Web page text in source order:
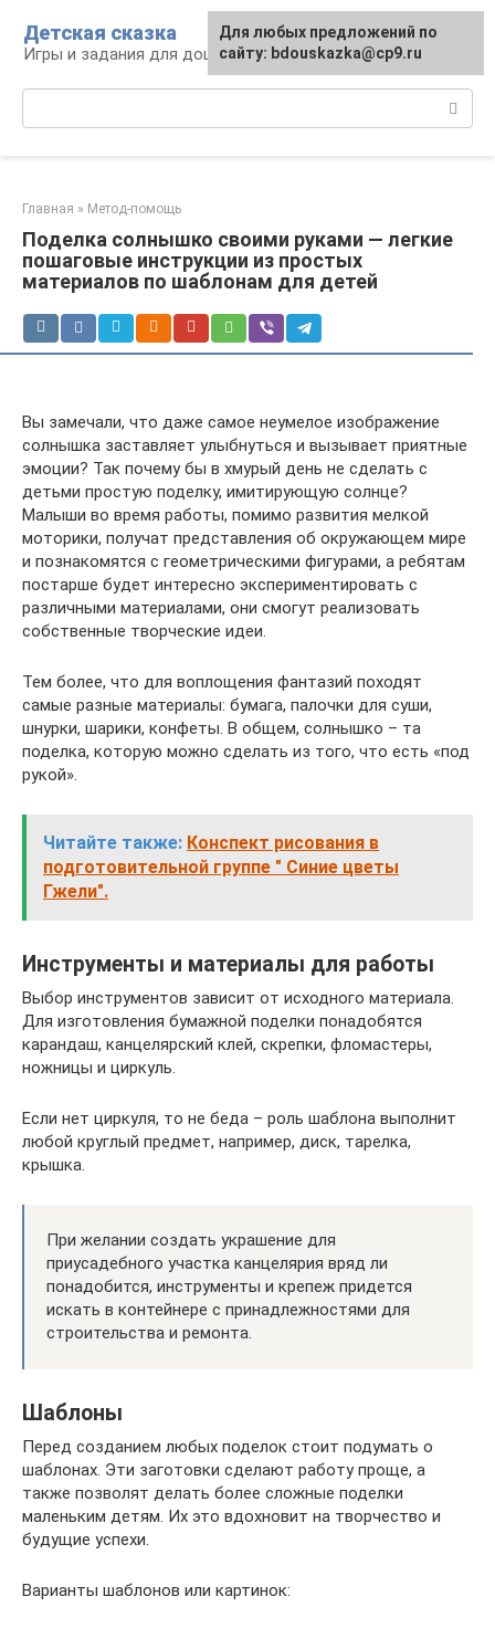
контенту
Детская сказка
Игры и задания для дошкольников
Главная » Метод-помощь
Поделка солнышко своими руками — легкие
пошаговые инструкции из простых
материалов по шаблонам для детей
Вы замечали, что даже самое неумелое изображение
солнышка заставляет улыбнуться и вызывает приятные
эмоции? Так почему бы в хмурый день не сделать с
детьми простую поделку, имитирующую солнце?
Малыши во время работы, помимо развития мелкой
моторики, получат представления об окружающем мире
и познакомятся с геометрическими фигурами, а ребятам
постарше будет интересно экспериментировать с
различными материалами, они смогут реализовать
собственные творческие идеи.
Тем более, что для воплощения фантазий походят
самые разные материалы: бумага, палочки для суши,
шнурки, шарики, конфеты. В общем, солнышко – та
поделка, которую можно сделать из того, что есть «под
рукой».
Читайте также: Конспект рисования в
подготовительной группе " Синие цветы
Гжели".
Инструменты и материалы для работы
Выбор инструментов зависит от исходного материала.
Для изготовления бумажной поделки понадобятся
карандаш, канцелярский клей, скрепки, фломастеры,
ножницы и циркуль.
Если нет циркуля, то не беда – роль шаблона выполнит
любой круглый предмет, например, диск, тарелка,
крышка.
При желании создать украшение для
приусадебного участка канцелярия вряд ли
понадобится, инструменты и крепеж придется
искать в контейнере с принадлежностями для
строительства и ремонта.
Шаблоны
Перед созданием любых поделок стоит подумать о
шаблонах. Эти заготовки сделают работу проще, а
также позволят делать более сложные поделки
маленьким детям. Их это вдохновит на творчество и
будущие успехи.
Варианты шаблонов или картинок:
Для любых предложений по
сайту: bdouskazka@cp9.ru